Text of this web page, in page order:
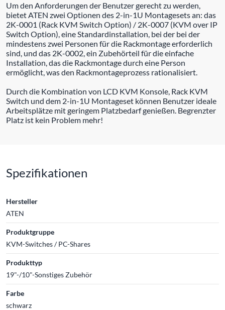
Um den Anforderungen der Benutzer gerecht zu werden,
bietet ATEN zwei Optionen des 2-in-1U Montagesets an: das
2K-0001 (Rack KVM Switch Option) / 2K-0007 (KVM over IP
Switch Option), eine Standardinstallation, bei der bei der
mindestens zwei Personen für die Rackmontage erforderlich
sind, und das 2K-0002, ein Zubehörteil für die einfache
Installation, das die Rackmontage durch eine Person
ermöglicht, was den Rackmontageprozess rationalisiert.
Durch die Kombination von LCD KVM Konsole, Rack KVM
Switch und dem 2-in-1U Montageset können Benutzer ideale
Arbeitsplätze mit geringem Platzbedarf genießen. Begrenzter
Platz ist kein Problem mehr!
Spezifikationen
Hersteller
ATEN
Produktgruppe
KVM-Switches / PC-Shares
Produkttyp
19"-/10"-Sonstiges Zubehör
Farbe
schwarz